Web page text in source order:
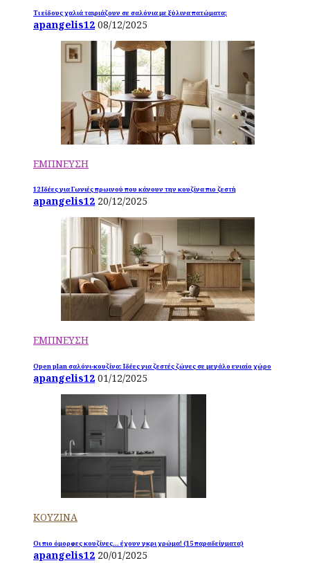
Τι είδους χαλιά ταιριάζουν σε σαλόνια με ξύλινα πατώματα;
apangelis12 08/12/2025
ΕΜΠΝΕΥΣΗ
12 Ιδέες για Γωνιές πρωινού που κάνουν την κουζίνα πιο ζεστή
apangelis12 20/12/2025
ΕΜΠΝΕΥΣΗ
Open plan σαλόνι-κουζίνα: Ιδέες για ζεστές ζώνες σε μεγάλο ενιαίο χώρο
apangelis12 01/12/2025
ΚΟΥΖΙΝΑ
Οι πιο όμορφες κουζίνες… έχουν γκρι χρώμα! (15 παραδείγματα)
apangelis12 20/01/2025